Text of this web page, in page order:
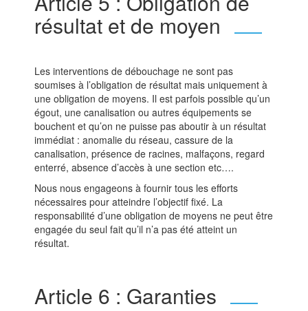
résultat et de moyen
Les interventions de débouchage ne sont pas
soumises à l’obligation de résultat mais uniquement à
une obligation de moyens. Il est parfois possible qu’un
égout, une canalisation ou autres équipements se
bouchent et qu’on ne puisse pas aboutir à un résultat
immédiat : anomalie du réseau, cassure de la
canalisation, présence de racines, malfaçons, regard
enterré, absence d’accès à une section etc….
Nous nous engageons à fournir tous les efforts
nécessaires pour atteindre l’objectif fixé. La
responsabilité d’une obligation de moyens ne peut être
engagée du seul fait qu’il n’a pas été atteint un
résultat.
Article 6 : Garanties